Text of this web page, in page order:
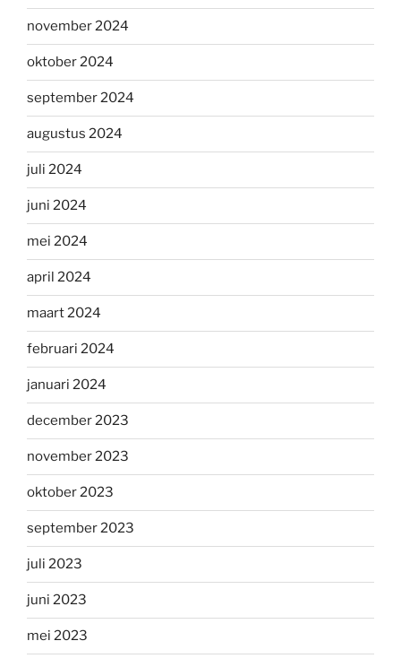
november 2024
oktober 2024
september 2024
augustus 2024
juli 2024
juni 2024
mei 2024
april 2024
maart 2024
februari 2024
januari 2024
december 2023
november 2023
oktober 2023
september 2023
juli 2023
juni 2023
mei 2023